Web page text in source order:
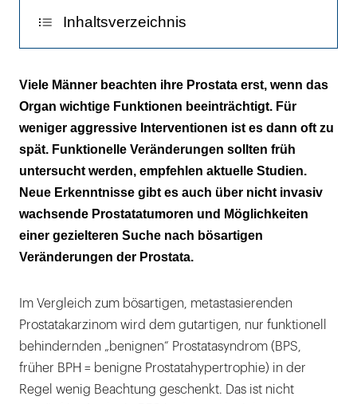
Inhaltsverzeichnis
Ab 45 ist Aufmerksamkeit geboten
Die Studiendaten
Prostatatumoren – (k)ein Grund zur Panik
Neuer Test für Screenings
Viele Männer beachten ihre Prostata erst, wenn das
Organ wichtige Funktionen beeinträchtigt. Für
weniger aggressive Interventionen ist es dann oft zu
spät. Funktionelle Veränderungen sollten früh
untersucht werden, empfehlen aktuelle Studien.
Neue Erkenntnisse gibt es auch über nicht invasiv
wachsende Prostatatumoren und Möglichkeiten
einer gezielteren Suche nach bösartigen
Veränderungen der Prostata.
Im Vergleich zum bösartigen, metastasierenden
Prostatakarzinom wird dem gutartigen, nur funktionell
behindernden „benignen“ Prostatasyndrom (BPS,
früher BPH = benigne Prostatahypertrophie) in der
Regel wenig Beachtung geschenkt. Das ist nicht